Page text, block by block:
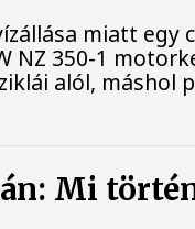
miatt egy
NZ 350-1
alól, máshol
Mi